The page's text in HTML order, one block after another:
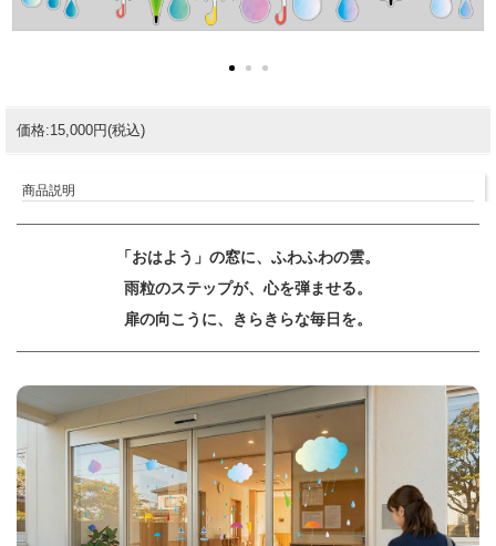
価格:15,000円(税込)
商品説明
「おはよう」の窓に、ふわふわの雲。
雨粒のステップが、心を弾ませる。
扉の向こうに、きらきらな毎日を。